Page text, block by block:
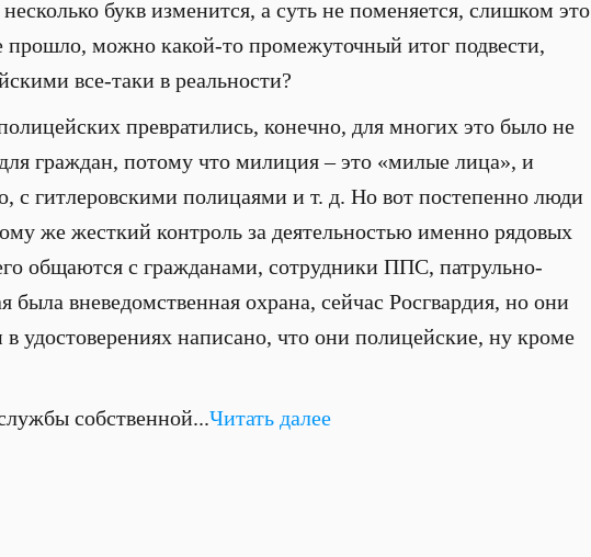
букв изменится, а суть не поменяется, слишком это
прошло, можно какой-то промежуточный итог подвести,
все-таки в реальности?
превратились, конечно, для многих это было не
граждан, потому что милиция – это «милые лица», и
с гитлеровскими полицаями и т. д. Но вот постепенно люди
же жесткий контроль за деятельностью именно рядовых
общаются с гражданами, сотрудники ППС, патрульно-
была вневедомственная охрана, сейчас Росгвардия, но они
удостоверениях написано, что они полицейские, ну кроме
собственной...Читать далее